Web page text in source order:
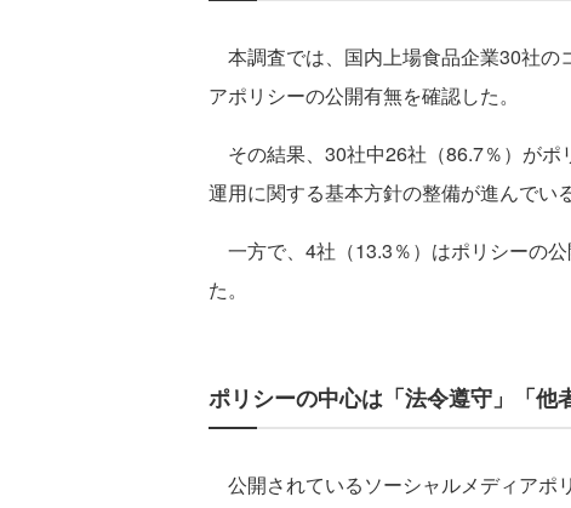
本調査では、国内上場食品企業30社の
アポリシーの公開有無を確認した。
その結果、30社中26社（86.7％）がポ
運用に関する基本方針の整備が進んでい
一方で、4社（13.3％）はポリシーの
た。
ポリシーの中心は「法令遵守」「他
公開されているソーシャルメディアポ